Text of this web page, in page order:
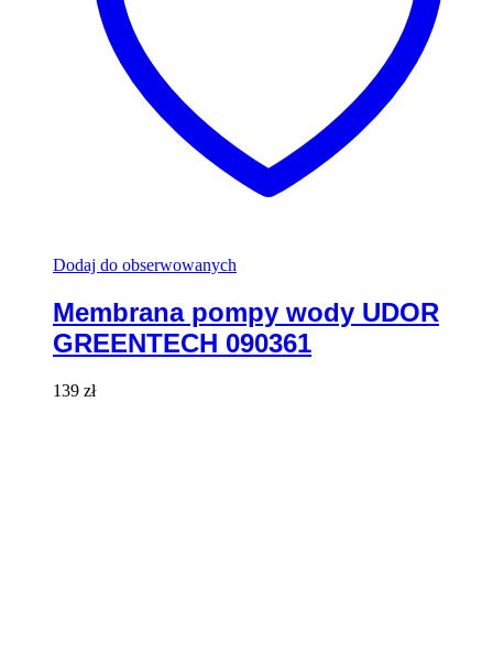
Dodaj do obserwowanych
Membrana pompy wody UDOR
GREENTECH 090361
139 zł